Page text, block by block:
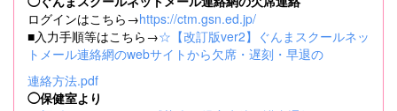
ログインはこちら→https://ctm.gsn.ed.jp/
■入力手順等はこちら→☆【改訂版ver2】ぐんまスクールネッ
トメール連絡網のwebサイトから欠席・遅刻・早退の
連絡方法.pdf
◯保健室より